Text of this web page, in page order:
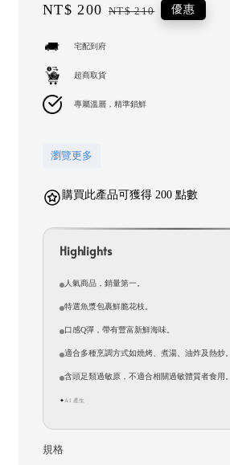
Sale
NT$ 200 Regular
NT$ 210 優惠
宅配到府
超商取貨
專屬溫層，精準鎖鮮
瀏覽更多
購買此產品可獲得 200 點數
Highlights
人氣商品，銷量第一。
特選魚漿包裹鮮脆花枝。
口感Q彈，帶有豐富新鮮海味。
適合多種烹調方式如燒烤、煮湯、油炸及熱炒。
含頭足類過敏原，不適合相關過敏體質者食用。
✦AI 產生
規格